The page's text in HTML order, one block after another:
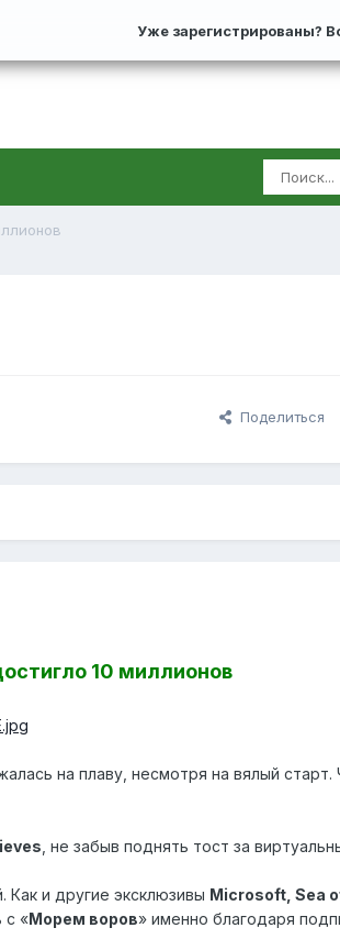
Уже зарегистрированы?
Поделиться
10 миллионов
на плаву, несмотря на вялый старт.
, не забыв поднять тост за
и другие эксклюзивы Microsoft, Sea
с «Морем воров» именно благодаря